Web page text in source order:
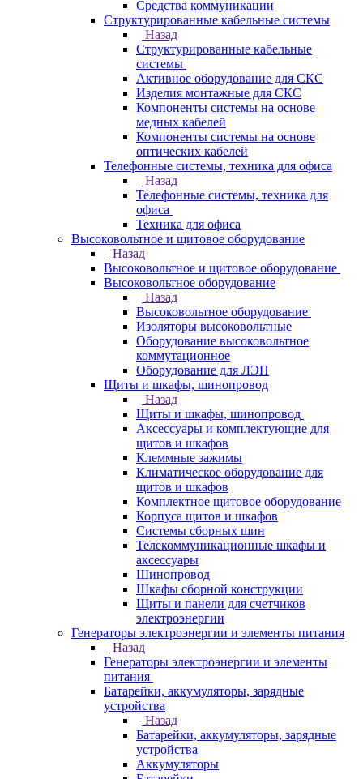
Средства коммуникации
Структурированные кабельные системы
Назад
Структурированные кабельные
системы
Активное оборудование для СКС
Изделия монтажные для СКС
Компоненты системы на основе
медных кабелей
Компоненты системы на основе
оптических кабелей
Телефонные системы, техника для офиса
Назад
Телефонные системы, техника для
офиса
Техника для офиса
Высоковольтное и щитовое оборудование
Назад
Высоковольтное и щитовое оборудование
Высоковольтное оборудование
Назад
Высоковольтное оборудование
Изоляторы высоковольтные
Оборудование высоковольтное
коммутационное
Оборудование для ЛЭП
Щиты и шкафы, шинопровод
Назад
Щиты и шкафы, шинопровод
Аксессуары и комплектующие для
щитов и шкафов
Клеммные зажимы
Климатическое оборудование для
щитов и шкафов
Комплектное щитовое оборудование
Корпуса щитов и шкафов
Системы сборных шин
Телекоммуникационные шкафы и
аксессуары
Шинопровод
Шкафы сборной конструкции
Щиты и панели для счетчиков
электроэнергии
Генераторы электроэнергии и элементы питания
Назад
Генераторы электроэнергии и элементы
питания
Батарейки, аккумуляторы, зарядные
устройства
Назад
Батарейки, аккумуляторы, зарядные
устройства
Аккумуляторы